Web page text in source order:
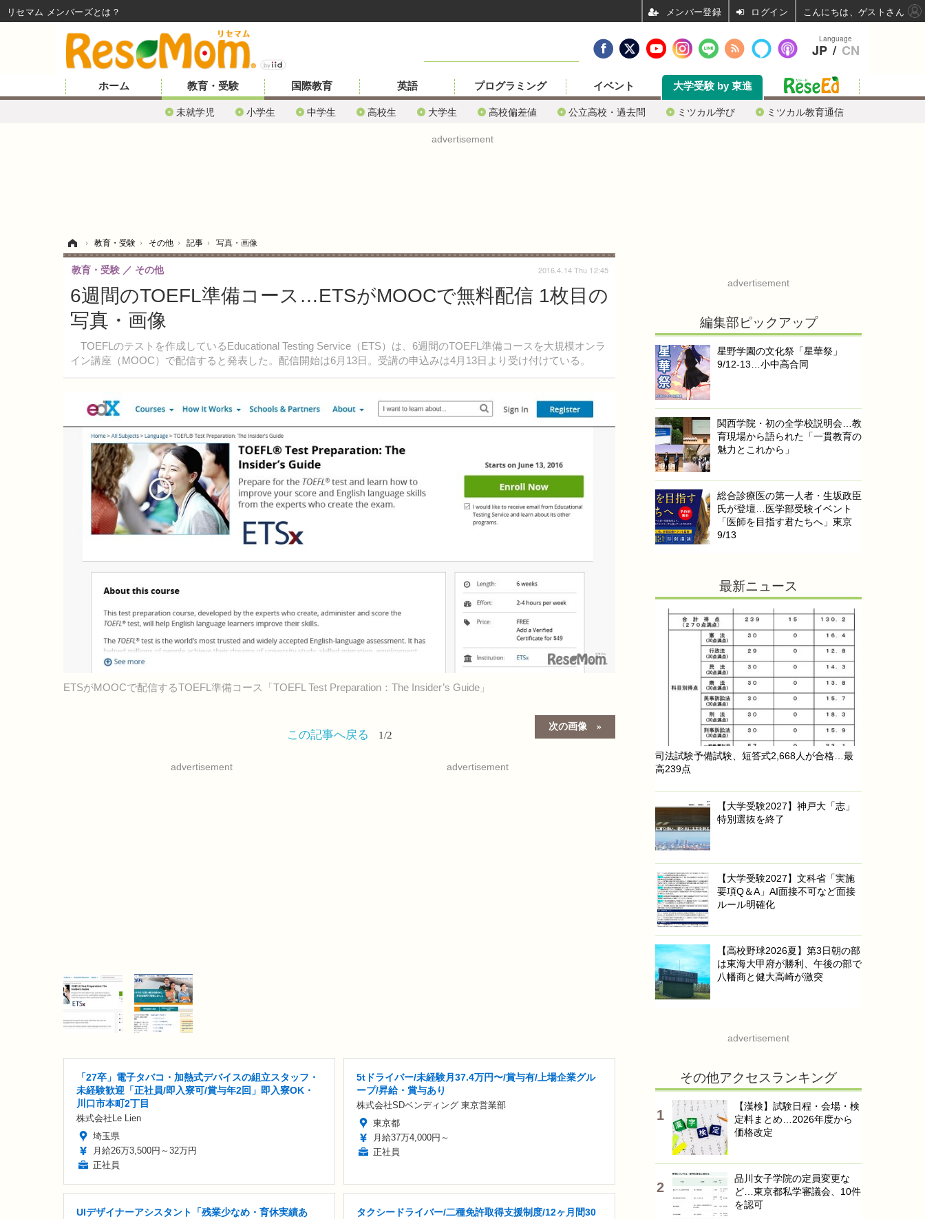
ホーム 教育・受験
未就学児 小学生 中学生 高校生 大学生 高校偏差値 公立高校・過去問 ミツカル学び ミツカル教育通信
国際教育 英語 プログラミング イベント 大学受験 by 東進
advertisement
› 教育・受験 › その他 › 記事 › 写真・画像
6週間のTOEFL準備コース…ETSがMOOCで無料配信 1枚目の
写真・画像
TOEFLのテストを作成しているEducational Testing Service（ETS）は、6週間のTOEFL準備コースを大規模オンラ
イン講座（MOOC）で配信すると発表した。配信開始は6月13日。受講の申込みは4月13日より受け付けている。
教育・受験 その他 2016.4.14 Thu 12:45
ETSがMOOCで配信するTOEFL準備コース「TOEFL Test Preparation：The Insider’s Guide」
次の画像
この記事へ戻る 1/2
advertisement advertisement
「27卒」電子タバコ・加熱式デバイスの組立スタッフ・
未経験歓迎「正社員/即入寮可/賞与年2回」即入寮OK・
川口市本町2丁目
株式会社Le Lien
埼玉県
月給26万3,500円～32万円
正社員
5tドライバー/未経験月37.4万円〜/賞与有/上場企業グル
ープ/昇給・賞与あり
株式会社SDベンディング 東京営業部
東京都
月給37万4,000円～
正社員
UIデザイナーアシスタント「残業少なめ・育休実績あ
タクシードライバー/二種免許取得支援制度/12ヶ月間30
advertisement
編集部ピックアップ
星野学園の文化祭「星華祭」
9/12-13…小中高合同
関西学院・初の全学校説明会…教
育現場から語られた「一貫教育の
魅力とこれから」
総合診療医の第一人者・生坂政臣
氏が登壇…医学部受験イベント
「医師を目指す君たちへ」東京
9/13
最新ニュース
司法試験予備試験、短答式2,668人が合格…最
高239点
【大学受験2027】神戸大「志」
特別選抜を終了
【大学受験2027】文科省「実施
要項Q＆A」AI面接不可など面接
ルール明確化
【高校野球2026夏】第3日朝の部
は東海大甲府が勝利、午後の部で
八幡商と健大高崎が激突
advertisement
その他アクセスランキング
【漢検】試験日程・会場・検
定料まとめ…2026年度から
価格改定
品川女子学院の定員変更な
ど…東京都私学審議会、10件
を認可
Language
JP / CN
リセマム メンバーズ ログイン こんにちは、ゲストさん